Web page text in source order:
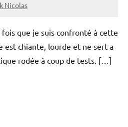
Nicolas
fois que je suis confronté à cette
est chiante, lourde et ne sert a
rodée à coup de tests. […]